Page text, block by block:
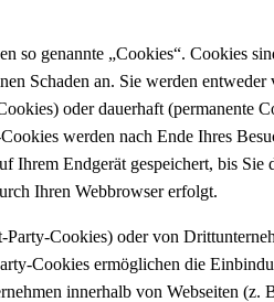
so genannte „Cookies“. Cookies
Schaden an. Sie werden
oder dauerhaft (permanente
werden nach Ende Ihres
Ihrem Endgerät gespeichert, bis Sie
Ihren Webbrowser erfolgt.
Cookies) oder von
Cookies ermöglichen die
innerhalb von Webseiten (z.